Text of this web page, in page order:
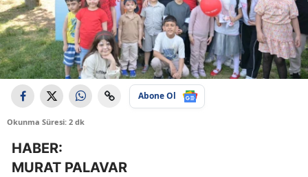
Abone Ol
Okunma Süresi: 2 dk
HABER:
MURAT PALAVAR